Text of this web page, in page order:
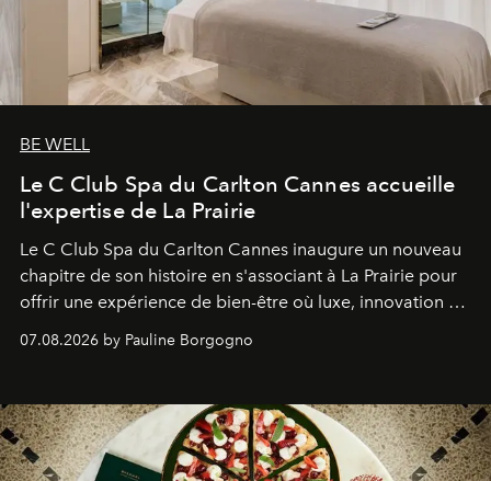
BE WELL
Le C Club Spa du Carlton Cannes accueille
l'expertise de La Prairie
Le C Club Spa du Carlton Cannes inaugure un nouveau
chapitre de son histoire en s'associant à La Prairie pour
offrir une expérience de bien-être où luxe, innovation et
07.08.2026 by Pauline Borgogno